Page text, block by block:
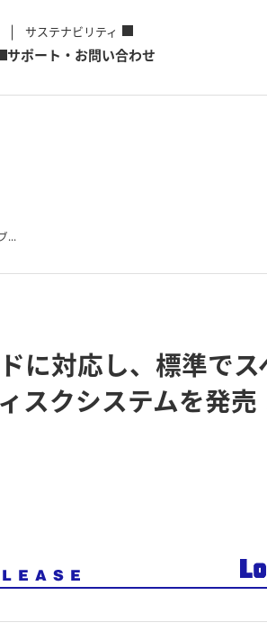
サステナビリティ
サポート・お問い合わせ
...
に対応し、標準で
スクシステムを発売